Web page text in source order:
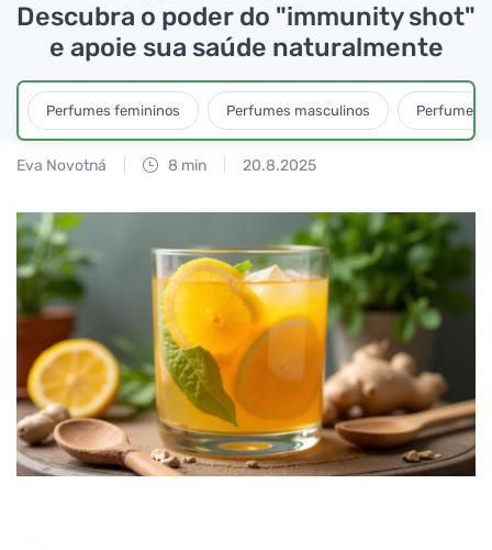
Descubra o poder do "immunity shot"
e apoie sua saúde naturalmente
Perfumes femininos Perfumes masculinos Perfumes
Eva Novotná 8 min 20.8.2025